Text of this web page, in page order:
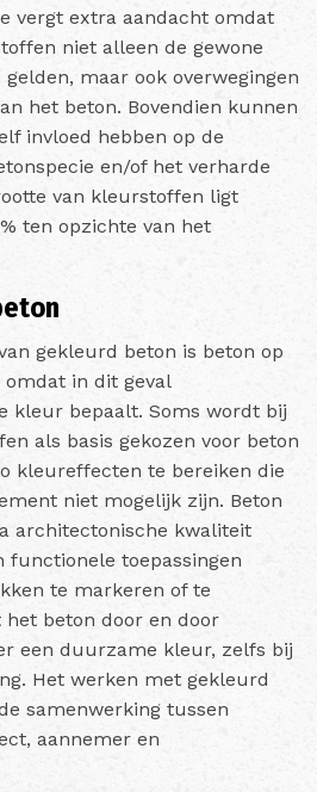
vergt extra aandacht omdat
niet alleen de gewone
maar ook overwegingen
het beton. Bovendien kunnen
invloed hebben op de
en/of het verharde
van kleurstoffen ligt
ten opzichte van het
gekleurd beton is beton op
in dit geval
kleur bepaalt. Soms wordt bij
als basis gekozen voor beton
kleureffecten te bereiken die
niet mogelijk zijn. Beton
architectonische kwaliteit
functionele toepassingen
te markeren of te
het beton door en door
een duurzame kleur, zelfs bij
Het werken met gekleurd
samenwerking tussen
aannemer en